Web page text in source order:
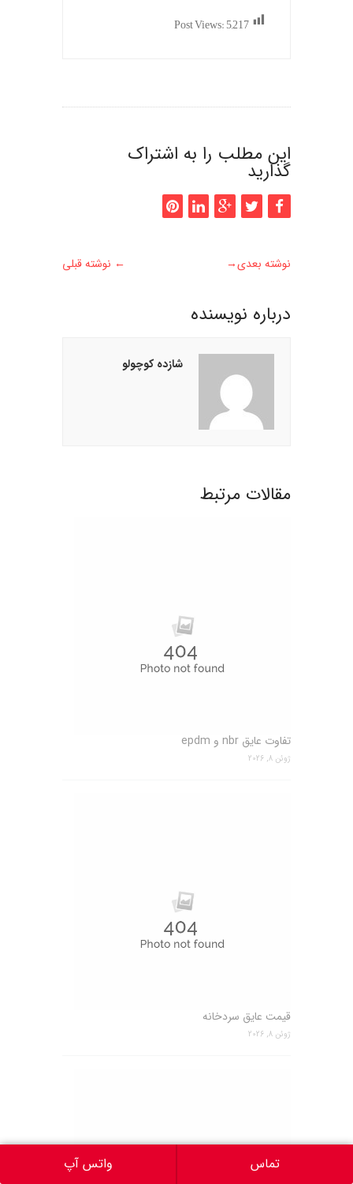
Post Views:5,217
این مطلب را به اشتراک
گذارید
← نوشته قبلی نوشته بعدی→
درباره نويسنده
شازده کوچولو
مقالات مرتبط
تفاوت عایق nbr و epdm
ژوئن 8, 2026
قیمت عایق سردخانه
ژوئن 8, 2026
تماس واتس آپ